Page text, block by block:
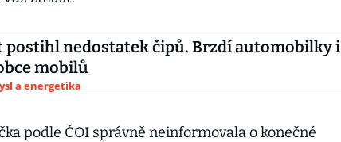
postihl nedostatek čipů. Brzdí automobilky i
mobilů
a energetika
podle ČOI správně neinformovala o konečné